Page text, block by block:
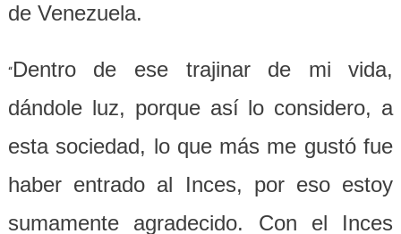
de Venezuela.
“Dentro de ese trajinar de mi vida,
dándole luz, porque así lo considero, a
esta sociedad, lo que más me gustó fue
haber entrado al Inces, por eso estoy
sumamente agradecido. Con el Inces